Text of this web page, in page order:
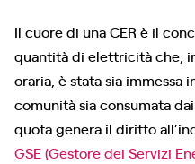
Il cuore di una CER è il
quantità di elettricità che,
oraria, è stata sia
comunità sia consumata
quota genera il diritto
GSE (Gestore dei Servizi